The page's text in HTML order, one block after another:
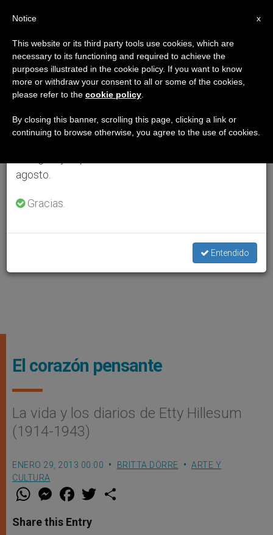
El corazón pensante
La vida y los diarios de Etty Hillesum
(1914-1943)
ENERO 29, 2013 00:00 BRITTA DÖRRE
ARTE Y
CULTURA
W
t
s
M
e
s
e
F
a
e
b
w
Share this Entry
×
Aviso importante
Del 27 de julio al 7 de agosto haremos la pausa
anual, aprovechando que en el periodo de verano
se generan menos informaciones y también el
agosto.
Gracias.
Entendido
x
Notice
This website or its third party tools use cookies, which are
necessary to its functioning and required to achieve the
purposes illustrated in the cookie policy. If you want to know
more or withdraw your consent to all or some of the cookies,
please refer to the cookie policy
By closing this banner, scrolling this page, clicking a link or
continuing to browse otherwise, you agree to the use of cookies.